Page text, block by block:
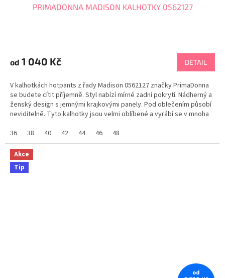
PRIMADONNA MADISON KALHOTKY 0562127
od 1 040 Kč DETAIL
V kalhotkách hotpants z řady Madison 0562127 značky PrimaDonna
se budete cítit příjemně. Styl nabízí mírné zadní pokrytí. Nádherný a
ženský design s jemnými krajkovými panely. Pod oblečením působí
neviditelně. Tyto kalhotky jsou velmi oblíbené a vyrábí se v mnoha
36
38 40 42 44 46 48
Akce
Tip
od